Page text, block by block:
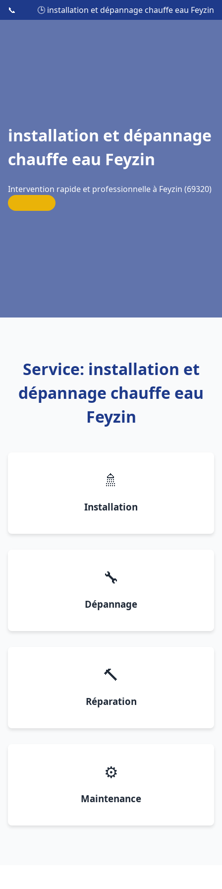
📞 🕒 installation et dépannage chauffe eau Feyzin
installation et dépannage
chauffe eau Feyzin
Intervention rapide et professionnelle à Feyzin (69320)
Service: installation et
dépannage chauffe eau
Feyzin
🚿
Installation
🔧
Dépannage
🔨
Réparation
⚙️
Maintenance